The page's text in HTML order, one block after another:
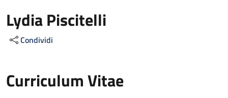
Lydia Piscitelli
Condividi
Curriculum Vitae